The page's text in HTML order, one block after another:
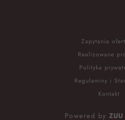
Zapytania
Realizowane
Polityka
Regulaminy i
Kontakt
Powered by ZUU